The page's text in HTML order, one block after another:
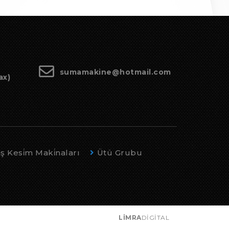
sumamakine@hotmail.com
Kesi̇m Maki̇naları Ütü Grubu
LİMRADİGİTAL